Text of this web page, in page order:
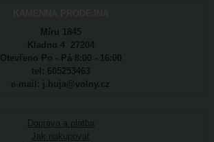
Míru 1845
Kladno 4 27204
Otevřeno Po - Pá 8:00 - 16:00
tel: 605253463
e-mail: j.huja@volny.cz
Doprava a platba
Jak nakupovat